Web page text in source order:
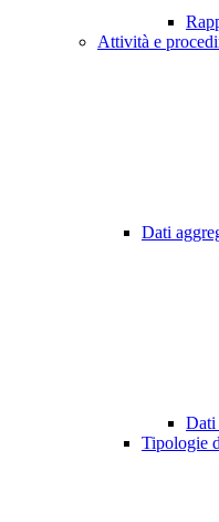
Attività e
Dati
Dati
Tipologie